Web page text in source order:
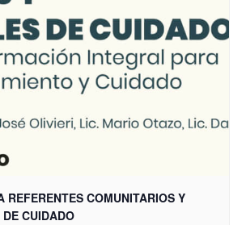
REFERENTES COMUNITARIOS Y
CUIDADO